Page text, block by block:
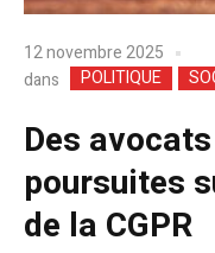
12 novembre 2025
dans
POLITIQUE
Des
poursuites
de la CGPR